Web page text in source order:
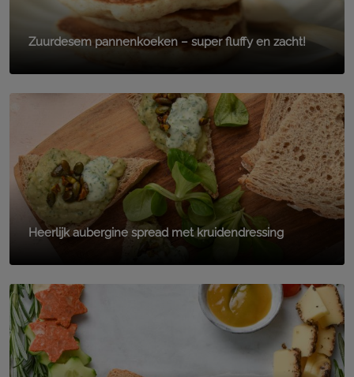
Zuurdesem pannenkoeken – super fluffy en zacht!
Heerlijk aubergine spread met kruidendressing